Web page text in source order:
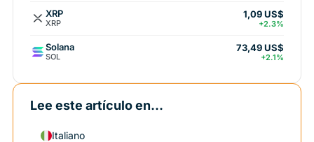
XRP
XRP
1,09 US$
+2.3%
Solana
SOL
73,49 US$
+2.1%
Lee este artículo en...
Italiano